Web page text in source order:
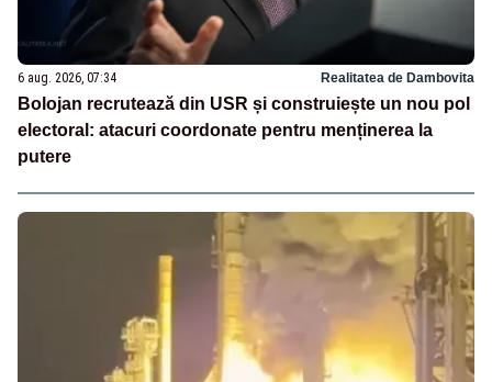
6 aug. 2026, 07:34 Realitatea de Dambovita
Bolojan recrutează din USR și construiește un nou pol
electoral: atacuri coordonate pentru menținerea la
putere